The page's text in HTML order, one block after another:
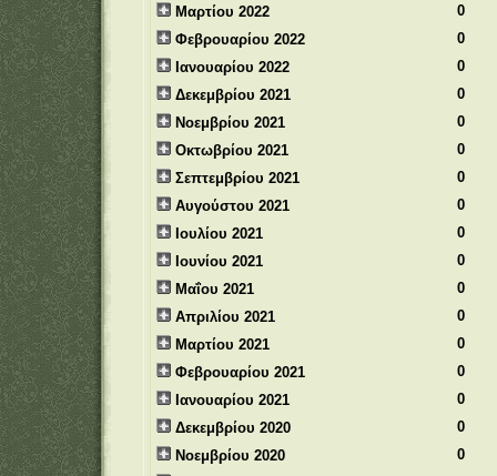
Μαρτίου 2022
0
Φεβρουαρίου 2022
0
Ιανουαρίου 2022
0
Δεκεμβρίου 2021
0
Νοεμβρίου 2021
0
Οκτωβρίου 2021
0
Σεπτεμβρίου 2021
0
Αυγούστου 2021
0
Ιουλίου 2021
0
Ιουνίου 2021
0
Μαΐου 2021
0
Απριλίου 2021
0
Μαρτίου 2021
0
Φεβρουαρίου 2021
0
Ιανουαρίου 2021
0
Δεκεμβρίου 2020
0
Νοεμβρίου 2020
0